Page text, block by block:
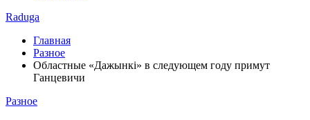
Raduga
Главная
Разное
Областные «Дажынкі» в следующем году примут
Ганцевичи
Разное